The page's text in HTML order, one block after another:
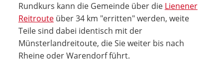
Rundkurs kann die Gemeinde über die Lienener
Reitrouteüber 34 km "erritten" werden, weite
Teile sind dabei identisch mit der
Münsterlandreitoute, die Sie weiter bis nach
Rheine oder Warendorf führt.